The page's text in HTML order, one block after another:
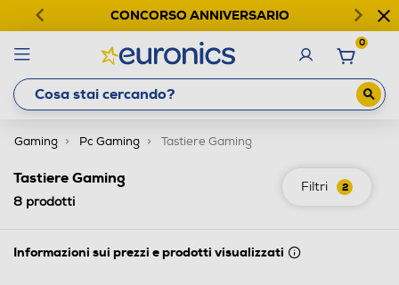
CONCORSO ANNIVERSARIO
0
Gaming Pc Gaming Tastiere Gaming
Filtri 2
Tastiere Gaming
8 prodotti
Informazioni sui prezzi e prodotti visualizzati